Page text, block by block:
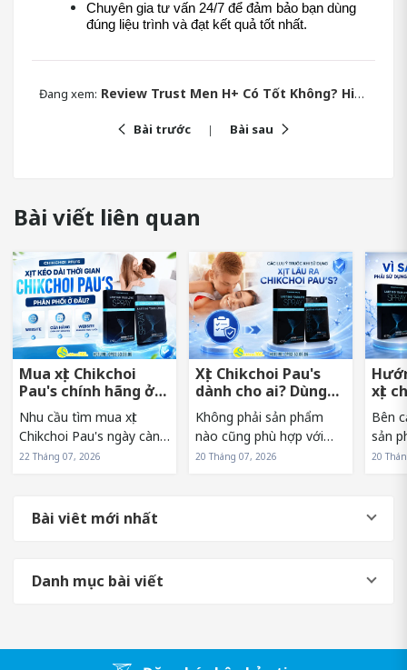
Chuyên gia tư vấn 24/7 để đảm bảo bạn dùng
đúng liệu trình và đạt kết quả tốt nhất.
Đang xem: Review Trust Men H+ Có Tốt Không? Hiệu Quả Sau 1 Liệu Trình
Bài trước Bài sau
Bài viết liên quan
Mua xịt Chikchoi
Pau's chính hãng ở
đâu tránh hàng giả?
Nhu cầu tìm mua xịt
Chikchoi Pau's ngày càng
tăng khiến sản phẩm
nhiên, điều này cũng
22 Tháng 07, 2026
Xịt Chikchoi Pau's
dành cho ai? Dùng
có nóng rát không?
Không phải sản phẩm
nào cũng phù hợp với
mọi đối tượng. Vì vậy,
20 Tháng 07, 2026
xịt
sớm
Bên
sản
sử
và
20
Bài viêt mới nhất
Danh mục bài viết